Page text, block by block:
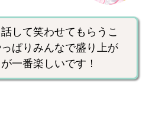
して笑わせてもらうこ
ぱりみんなで盛り上が
一番楽しいです！